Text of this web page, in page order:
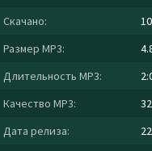
Скачано:
Размер MP3:
Длительность MP3:
Качество MP3:
Дата релиза: